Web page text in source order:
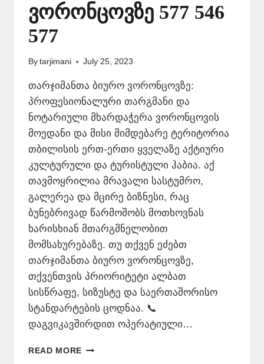
ვორონცოვზე 577 546
577
By tarjimani July 25, 2023
თარჯიმანთა ბიურო ვორონცოვზე:
პროფესიონალური თარგმანი და
ნოტარიული მხარდაჭერა ვორონცოვის
მოედანი და მისი მიმდებარე ტერიტორია
თბილისის ერთ-ერთი ყველაზე აქტიური
კულტურული და ტურისტული ჰაბია. აქ
თავმოყრილია მრავალი სასტუმრო,
გალერეა და მცირე ბიზნესი, რაც
ბუნებრივად წარმოშობს მოთხოვნას
ხარისხიან მთარგმნელობით
მომსახურებაზე. თუ თქვენ ეძებთ
თარჯიმანთა ბიურო ვორონცოვზე,
თქვენთვის პრიორიტეტი ალბათ
სისწრაფე, სიზუსტე და საერთაშორისო
სტანდარტების ცოდნაა. 📞
დაგვიკავშირდით ოპერატიული…
READ MORE ᲗᲐᲠᲯᲘᲛᲐᲜᲗᲐ